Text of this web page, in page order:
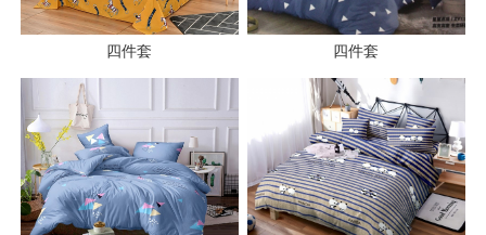
四件套 四件套